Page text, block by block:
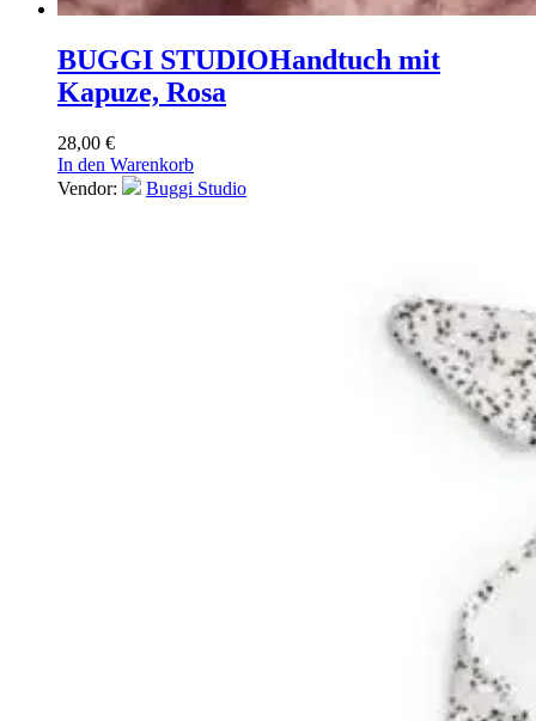
BUGGI STUDIOHandtuch mit
Kapuze, Rosa
28,00 €
In den Warenkorb
Vendor:
Buggi Studio